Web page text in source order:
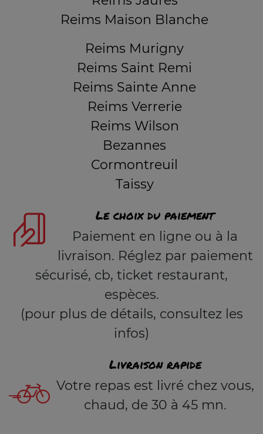
Reims Maison Blanche
Reims Murigny
Reims Saint Remi
Reims Sainte Anne
Reims Verrerie
Reims Wilson
Bezannes
Cormontreuil
Taissy
Le choix du paiement
Paiement en ligne ou à la
livraison. Réglez par paiement
sécurisé, cb, ticket restaurant,
espèces.
(pour plus de détails, consultez les
infos)
Livraison rapide
Votre repas est livré chez vous,
chaud, de 30 à 45 mn.